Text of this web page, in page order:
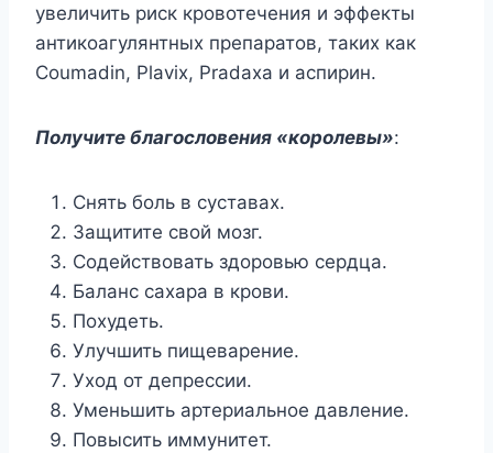
увеличить риск кровотечения и эффекты
антикоагулянтных препаратов, таких как
Coumadin, Plavix, Pradaxa и аспирин.
Получите благословения «королевы»:
Снять боль в суставах.
Защитите свой мозг.
Содействовать здоровью сердца.
Баланс сахара в крови.
Похудеть.
Улучшить пищеварение.
Уход от депрессии.
Уменьшить артериальное давление.
Повысить иммунитет.